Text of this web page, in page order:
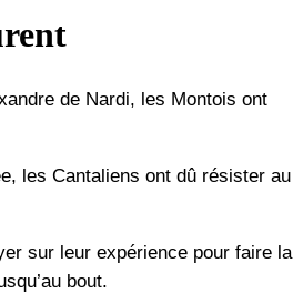
de Nardi, les Montois ont
les Cantaliens ont dû résister au
sur leur expérience pour faire la
bout.